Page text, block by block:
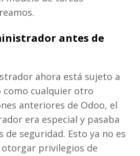
antes de
ahora está sujeto a
como cualquier otro
anteriores de Odoo, el
era especial y pasaba
de seguridad. Esto ya no es
privilegios de